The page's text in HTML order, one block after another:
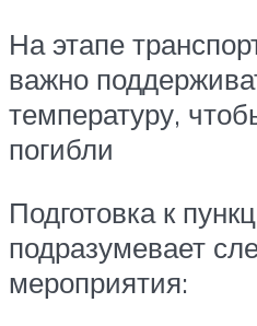
На этапе
важно
температуру,
погибли
Подготовка к
подразумевает
мероприятия: